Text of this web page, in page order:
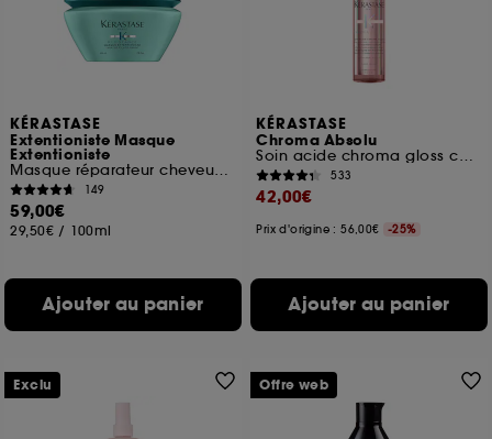
KÉRASTASE
Extentioniste Masque
Extentioniste
Masque réparateur cheveux longs
149
59,00€
29,50€ / 100ml
Ajouter au panier
KÉRASTASE
Chroma Absolu
Soin acide chroma gloss cheveux colorés
533
42,00€
Prix d'origine : 56,00€ -25%
Ajouter au panier
Exclu Offre web